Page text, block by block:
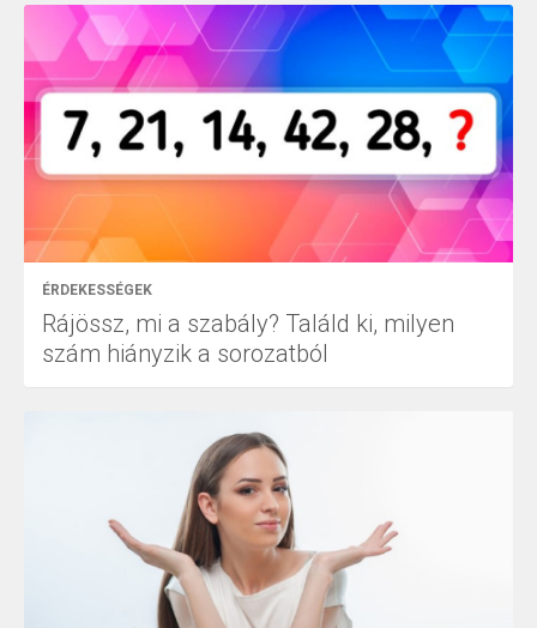
ÉRDEKESSÉGEK
Rájössz, mi a szabály? Találd ki, milyen
szám hiányzik a sorozatból